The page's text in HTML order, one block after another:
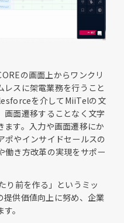
の画面上からワンクリ
スに架電業務を行うこと
を介してMiiTelの文
画面遷移することなく文字
す。入力や画面遷移にか
ポやインサイドセールスの
働き方改革の実現をサポー
り前を作る」というミッ
提供価値向上に努め、企業
。